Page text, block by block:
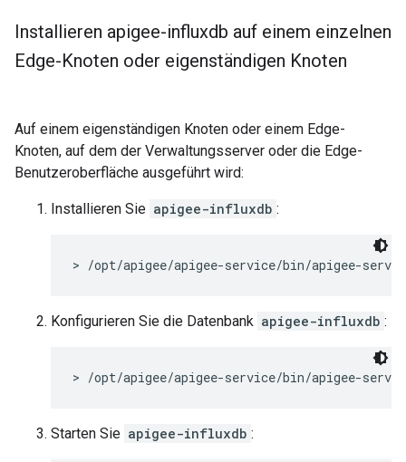
Installieren apigee-influxdb auf einem einzelnen
Edge-Knoten oder eigenständigen Knoten
Auf einem eigenständigen Knoten oder einem Edge-
Knoten, auf dem der Verwaltungsserver oder die Edge-
Benutzeroberfläche ausgeführt wird:
Installieren Sie apigee-influxdb :
> /opt/apigee/apigee-service/bin/apigee-
Konfigurieren Sie die Datenbank apigee-influxdb :
> /opt/apigee/apigee-service/bin/apigee-
Starten Sie apigee-influxdb :